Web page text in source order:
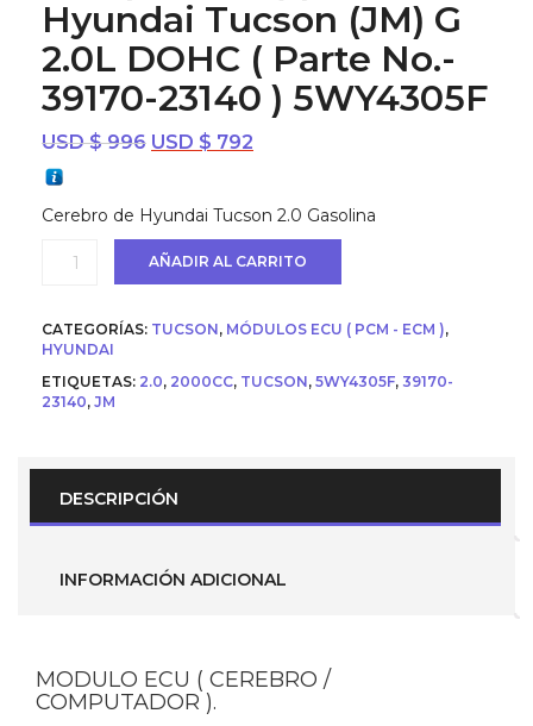
Hyundai Tucson (JM) G
2.0L DOHC ( Parte No.-
39170-23140 ) 5WY4305F
USD $996 El
era:
USD
$ 996.
USD $ 792
es:
USD
$ 792.
Cerebro de Hyundai Tucson 2.0 Gasolina
/
Computador
para
Hyundai
DOHC
(
39170-
AÑADIR AL CARRITO
CATEGORÍAS: TUCSON, MÓDULOS ECU ( PCM - ECM ),
HYUNDAI
ETIQUETAS: 2.0, 2000CC, TUCSON, 5WY4305F, 39170-
23140, JM
DESCRIPCIÓN
INFORMACIÓN ADICIONAL
MODULO ECU ( CEREBRO /
COMPUTADOR ).